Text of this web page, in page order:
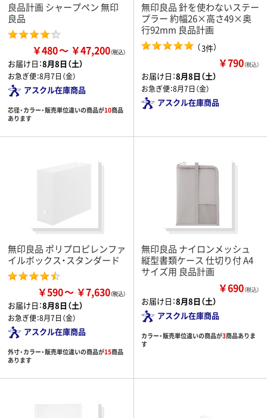
良品計画 シャープペン 無印
良品
￥480 ￥47,200
お届け日：8月8日（土）
お急ぎ便：8月7日（金）
アスクル在庫商品
芯径・カラー・販売単位違いの商品が10商品
あります
無印良品 針を使わないステー
プラー 約幅26×高さ49×奥
行92mm 良品計画
（3件）
￥790（税込）
お届け日：8月8日（土）
お急ぎ便：8月7日（金）
アスクル在庫商品
無印良品 ポリプロピレンファ
イルボックス・スタンダード
￥590 ￥7,630
お届け日：8月8日（土）
お急ぎ便：8月7日（金）
アスクル在庫商品
外寸・カラー・販売単位違いの商品が15商品
あります
無印良品 ナイロンメッシュ
縦型書類ケース 仕切り付 A4
サイズ用 良品計画
￥690（税込）
お届け日：8月8日（土）
アスクル在庫商品
カラー・販売単位違いの商品が3商品ありま
す